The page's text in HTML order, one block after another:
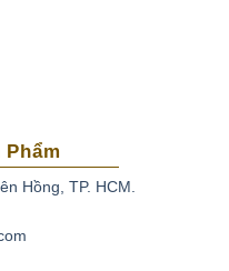
Hồng, TP. HCM.